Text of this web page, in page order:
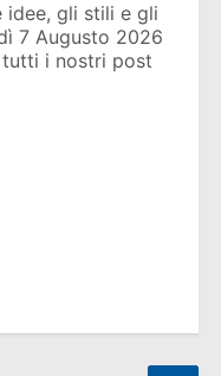
idee, gli stili e gli
7 Augusto 2026
tutti i nostri post